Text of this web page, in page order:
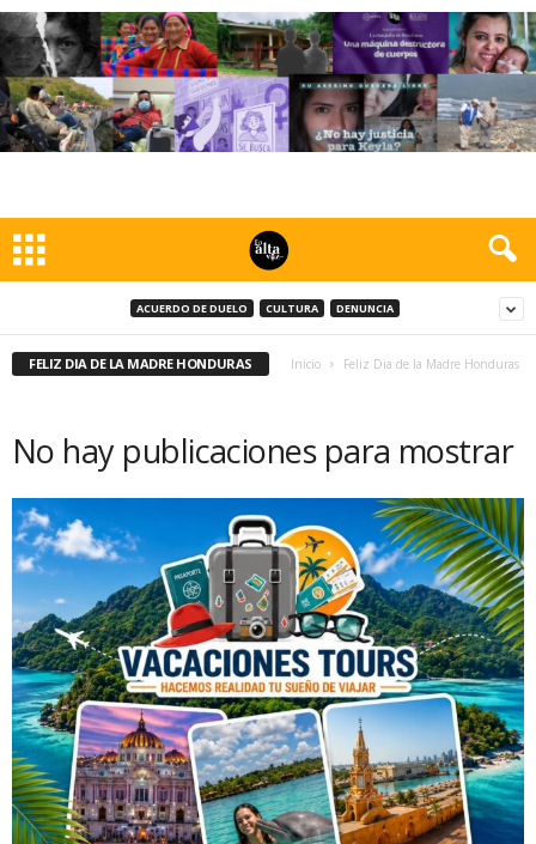
ACUERDO DE DUELO CULTURA DENUNCIA
FELIZ DIA DE LA MADRE HONDURAS Inicio Feliz Dia de la Madre Honduras
No hay publicaciones para mostrar